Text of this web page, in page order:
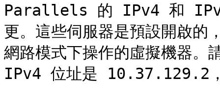
Parallels 的 IPv4 和 IPv6
更。這些伺服器是預設開啟
網路模式下操作的虛擬機器
IPv4 位址是 10.37.129.2